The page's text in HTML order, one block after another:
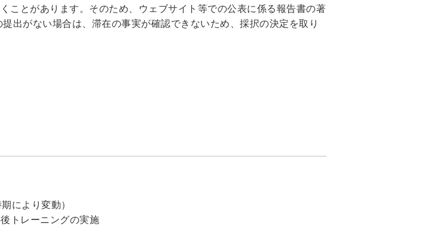
ことがあります。そのため、ウェブサイト等での公表に係る報告書の著
出がない場合は、滞在の事実が確認できないため、採択の決定を取り
により変動）
トレーニングの実施